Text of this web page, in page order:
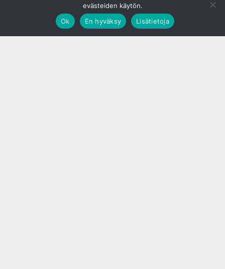
evästeiden käytön.
Ok
En hyväksy Lisätietoja